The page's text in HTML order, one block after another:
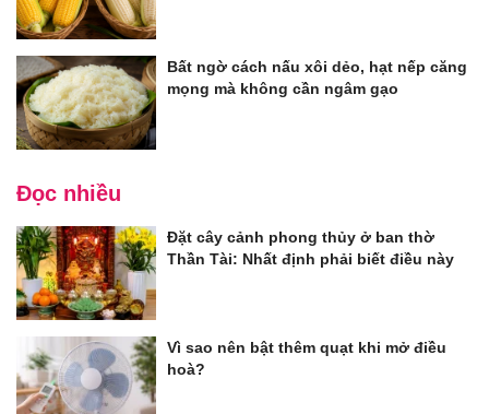
Bất ngờ cách nấu xôi dẻo, hạt nếp căng
mọng mà không cần ngâm gạo
Đọc nhiều
Đặt cây cảnh phong thủy ở ban thờ
Thần Tài: Nhất định phải biết điều này
Vì sao nên bật thêm quạt khi mở điều
hoà?